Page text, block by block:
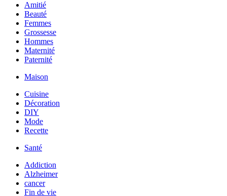
Amitié
Beauté
Femmes
Grossesse
Hommes
Maternité
Paternité
Maison
Cuisine
Décoration
DIY
Mode
Recette
Santé
Addiction
Alzheimer
cancer
Fin de vie